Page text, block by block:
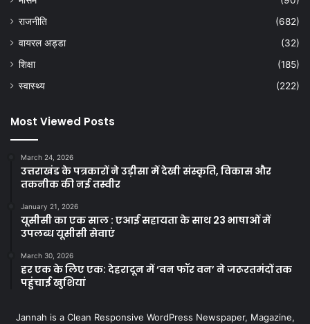
राजनीति
(682)
वायरल अड्डा
(32)
शिक्षा
(185)
स्वास्थ्य
(222)
Most Viewed Posts
March 24, 2026
उत्तराखंड के पत्रकारों ने उड़ीसा में देखी संस्कृति, विकास और
तकनीक की नई तस्वीर
January 21, 2026
यूसीसी का एक साल : एआई सहायता के साथ 23 भाषाओं में
उपलब्ध यूसीसी सेवाएं
March 30, 2026
हर एक के लिए एक: देहरादून में ‘वन फॉर वन’ ने जरूरतमंदों तक
पहुंचाई खुशियां
Jannah is a Clean Responsive WordPress Newspaper, Magazine,